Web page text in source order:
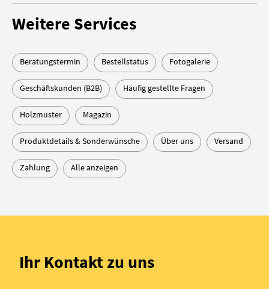
Weitere Services
Beratungstermin Bestellstatus Fotogalerie
Geschäftskunden (B2B) Häufig gestellte Fragen
Holzmuster Magazin
Produktdetails & Sonderwünsche Über uns Versand
Zahlung Alle anzeigen
Ihr Kontakt zu uns